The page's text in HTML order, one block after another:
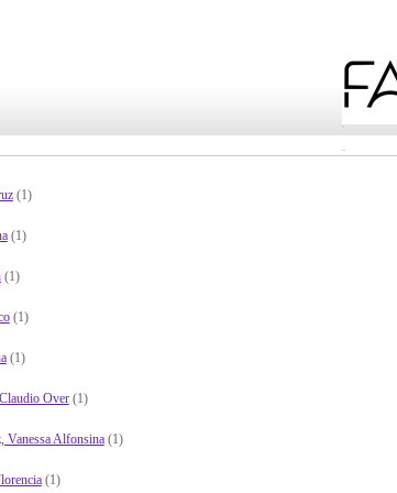
(1)
(1)
(1)
(1)
(1)
Over(1)
Vanessa Alfonsina(1)
(1)